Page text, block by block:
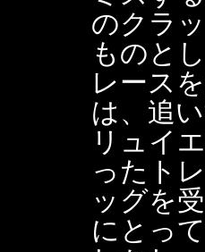
のクラ
ものとし
レース
は、追
リュイ
ったト
ッグを
にとっ